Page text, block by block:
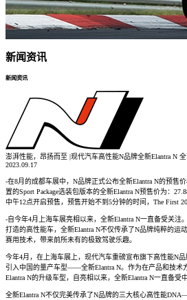
新闻资讯
新闻资讯
澎湃性能，昂扬而至 |现代汽车高性能N品牌全新Elantra N
2023.09.17
-在8月的成都车展中，N品牌正式公布全新Elantra N的预售
置的Sport Package选装包版本的全新Elantra N预售价为：
中午12点开启预售，预售开始不到5分钟的时间，The First
-自今年4月上海车展亮相以来，全新Elantra N一直备受关注
打造的高性能车，全新Elantra N不仅传承了N品牌纯粹的运
赛用技术，带来前所未有的极致驾驶乐趣。
今年4月，在上海车展上，现代汽车重磅宣布旗下高性能N
引入中国的量产车型——全新Elantra N。作为在产品和技术
Elantra N的升级车型，自亮相以来，全新Elantra N一直备受
全新Elantra N不仅完美传承了N品牌的三大核心高性能